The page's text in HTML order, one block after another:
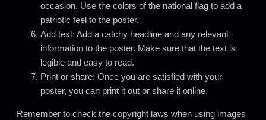
occasion. Use the colors of the national flag to add a
patriotic feel to the poster.
Add text: Add a catchy headline and any relevant
information to the poster. Make sure that the text is
legible and easy to read.
Print or share: Once you are satisfied with your
poster, you can print it out or share it online.
Remember to check the copyright laws when using images